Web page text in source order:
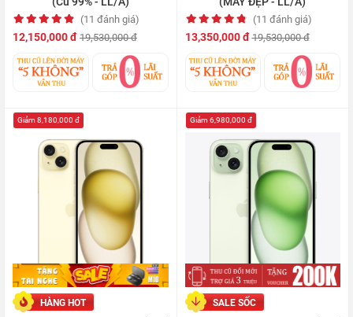
(11 đánh giá)
12,150,000 đ 19,530,000 đ
(11 đánh giá)
13,350,000 đ 19,530,000 đ
HÀNG HOT
Giảm 8,180,000 đ
SALE SỐC
Giảm 6,980,000 đ